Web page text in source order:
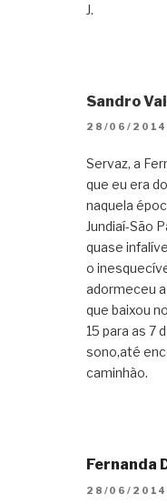
J.
Sandro
28/06/2014
Servaz, a
que eu era
naquela
Jundiaí-São
quase
o
adormeceu
que baixou
15 para as 7
sono,até
caminhào.
Fernanda
28/06/2014